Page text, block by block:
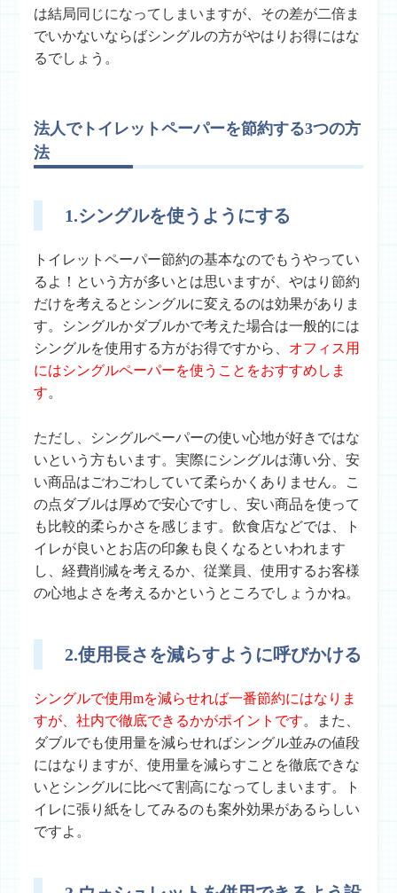
は結局同じになってしまいますが、その差が二倍ま
でいかないならばシングルの方がやはりお得にはな
るでしょう。
法人でトイレットペーパーを節約する3つの方
法
1.シングルを使うようにする
トイレットペーパー節約の基本なのでもうやってい
るよ！という方が多いとは思いますが、やはり節約
だけを考えるとシングルに変えるのは効果がありま
す。シングルかダブルかで考えた場合は一般的には
シングルを使用する方がお得ですから、 オフィス用
にはシングルペーパーを使うことをおすすめしま
す。
ただし、シングルペーパーの使い心地が好きではな
いという方もいます。実際にシングルは薄い分、安
い商品はごわごわしていて柔らかくありません。こ
の点ダブルは厚めで安心ですし、安い商品を使って
も比較的柔らかさを感じます。飲食店などでは、ト
イレが良いとお店の印象も良くなるといわれます
し、経費削減を考えるか、従業員、使用するお客様
の心地よさを考えるかというところでしょうかね。
2.使用長さを減らすように呼びかける
シングルで使用mを減らせれば一番節約にはなりま
すが、社内で徹底できるかがポイントです。また、
ダブルでも使用量を減らせればシングル並みの値段
にはなりますが、使用量を減らすことを徹底できな
いとシングルに比べて割高になってしまいます。ト
イレに張り紙をしてみるのも案外効果があるらしい
ですよ。